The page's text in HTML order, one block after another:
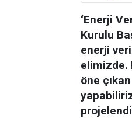
‘Enerji
Kurulu
enerji
elimizde.
öne